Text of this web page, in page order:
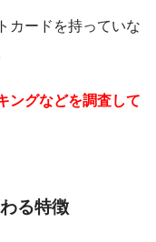
カードを持っていな
ングなどを調査して
る特徴